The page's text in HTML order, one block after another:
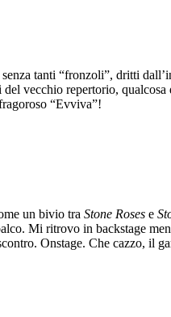
tanti “fronzoli”, dritti
vecchio repertorio, qualcosa
“Evviva”!
un bivio tra Stone Roses e
Mi ritrovo in backstage
Onstage. Che cazzo, il